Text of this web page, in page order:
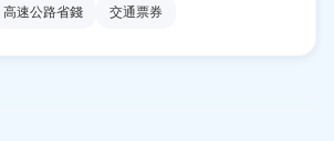
高速公路省錢 交通票券